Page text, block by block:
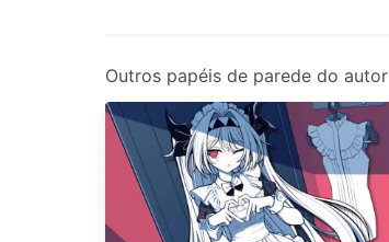
Outros papéis de parede do autor